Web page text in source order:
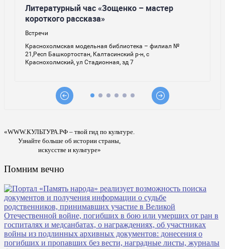
«WWW.КУЛЬТУРА.РФ – твой гид по культуре.
Узнайте больше об истории страны,
искусстве и культуре»
Помним вечно